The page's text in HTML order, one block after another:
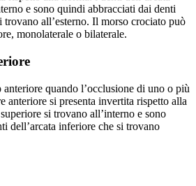
e sono quindi abbracciati dai denti
trovano all’esterno. Il morso crociato può
monolaterale o bilaterale.
quando l’occlusione di uno o più
anteriore si presenta invertita rispetto alla
si trovano all’interno e sono
dell’arcata inferiore che si trovano